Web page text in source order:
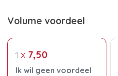
Volume voordeel
1 x 7,50
Ik wil geen voordeel